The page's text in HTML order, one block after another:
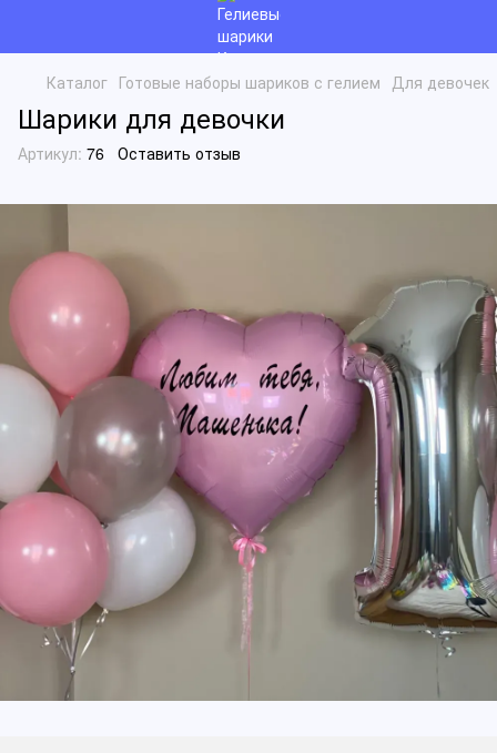
Каталог Готовые наборы шариков с гелием Для девочек
Шарики для девочки
Артикул: 76 Оставить отзыв